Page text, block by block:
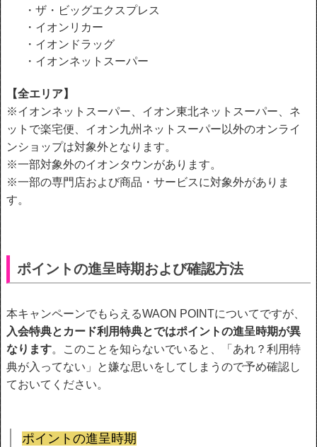
・ザ・ビッグエクスプレス
・イオンリカー
・イオンドラッグ
・イオンネットスーパー
【全エリア】
※イオンネットスーパー、イオン東北ネットスーパー、ネ
ットで楽宅便、イオン九州ネットスーパー以外のオンライ
ンショップは対象外となります。
※一部対象外のイオンタウンがあります。
※一部の専門店および商品・サービスに対象外がありま
す。
ポイントの進呈時期および確認方法
本キャンペーンでもらえるWAON POINTについてですが、
入会特典とカード利用特典とではポイントの進呈時期が異
なります。このことを知らないでいると、「あれ？利用特
典が入ってない」と嫌な思いをしてしまうので予め確認し
ておいてください。
ポイントの進呈時期